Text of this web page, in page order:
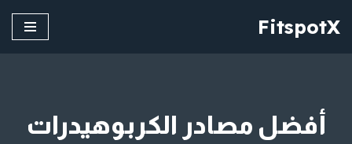
FitspotX
أفضل مصادر الكربوهيدرات